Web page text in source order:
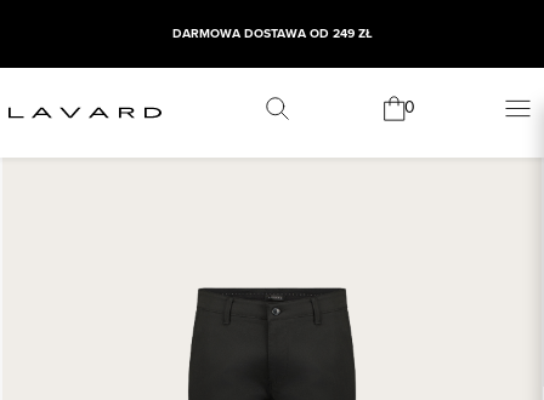
DARMOWA DOSTAWA OD 249 ZŁ
0